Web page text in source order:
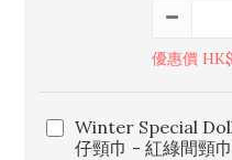
優惠價
Winter Special
仔頸巾 - 紅綠間頸巾